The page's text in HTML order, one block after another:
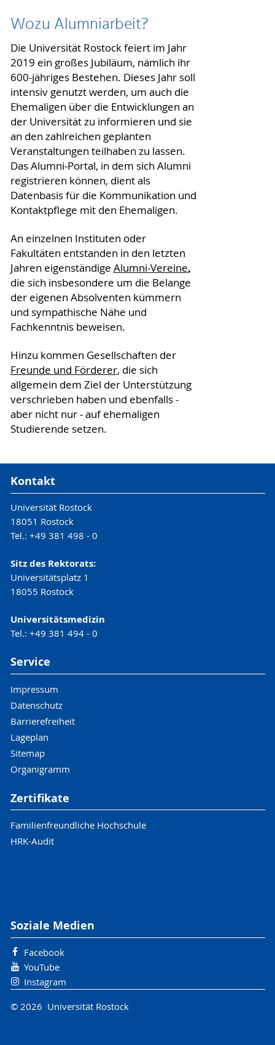
Wozu Alumniarbeit?
Die Universität Rostock feiert im Jahr
2019 ein großes Jubiläum, nämlich ihr
600-jähriges Bestehen. Dieses Jahr soll
intensiv genutzt werden, um auch die
Ehemaligen über die Entwicklungen an
der Universität zu informieren und sie
an den zahlreichen geplanten
Veranstaltungen teilhaben zu lassen.
Das Alumni-Portal, in dem sich Alumni
registrieren können, dient als
Datenbasis für die Kommunikation und
Kontaktpflege mit den Ehemaligen.
An einzelnen Instituten oder
Fakultäten entstanden in den letzten
Jahren eigenständige Alumni-Vereine,
die sich insbesondere um die Belange
der eigenen Absolventen kümmern
und sympathische Nähe und
Fachkenntnis beweisen.
Hinzu kommen Gesellschaften der
Freunde und Förderer, die sich
allgemein dem Ziel der Unterstützung
verschrieben haben und ebenfalls -
aber nicht nur - auf ehemaligen
Studierende setzen.
Kontakt
Universität Rostock
18051 Rostock
Tel.: +49 381 498 - 0
Sitz des Rektorats:
Universitätsplatz 1
18055 Rostock
Universitätsmedizin
Tel.: +49 381 494 - 0
Service
Impressum
Datenschutz
Barrierefreiheit
Lageplan
Sitemap
Organigramm
Zertifikate
Familienfreundliche Hochschule
HRK-Audit
Soziale Medien
Facebook
YouTube
Instagram
© 2026 Universität Rostock